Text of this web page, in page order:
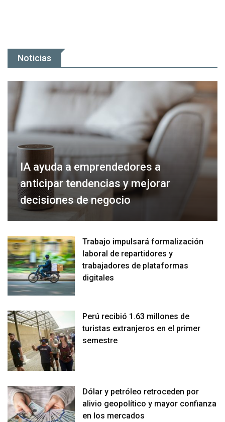
Noticias
IA ayuda a emprendedores a
anticipar tendencias y mejorar
decisiones de negocio
Trabajo impulsará formalización
laboral de repartidores y
trabajadores de plataformas
digitales
Perú recibió 1.63 millones de
turistas extranjeros en el primer
semestre
Dólar y petróleo retroceden por
alivio geopolítico y mayor confianza
en los mercados